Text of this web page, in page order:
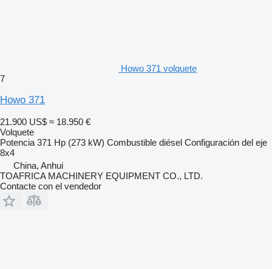
Howo 371 volquete
7
Howo 371
21.900 US$ ≈ 18.950 €
Volquete
Potencia 371 Hp (273 kW) Combustible diésel Configuración del eje
8x4
China, Anhui
TOAFRICA MACHINERY EQUIPMENT CO., LTD.
Contacte con el vendedor